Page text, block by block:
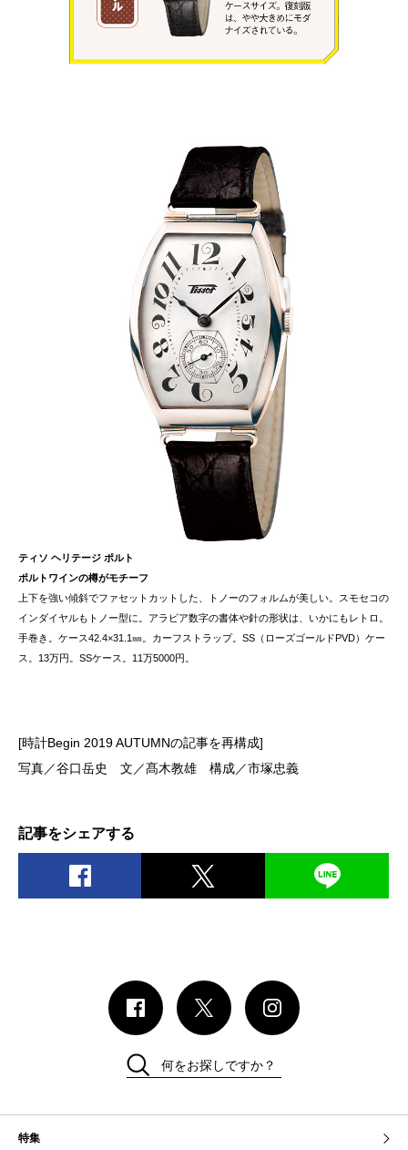
ティソ ヘリテージ ポルト
ポルトワインの樽がモチーフ
上下を強い傾斜でファセットカットした、トノーのフォルムが美しい。スモセコの
インダイヤルもトノー型に。アラビア数字の書体や針の形状は、いかにもレトロ。
手巻き。ケース42.4×31.1㎜。カーフストラップ。SS（ローズゴールドPVD）ケー
ス。13万円。SSケース。11万5000円。
[時計Begin 2019 AUTUMNの記事を再構成]
写真／谷口岳史 文／髙木教雄 構成／市塚忠義
記事をシェアする
特集
何をお探しですか？